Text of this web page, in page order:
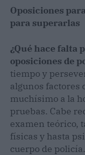
Oposiciones
para superarlas
¿Qué hace falta
oposiciones de
tiempo y
algunos factores
muchísimo a la
pruebas. Cabe
examen teórico,
físicas y hasta
cuerpo de policía.